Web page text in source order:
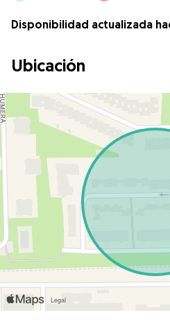
Disponibilidad actualizada
Ubicación